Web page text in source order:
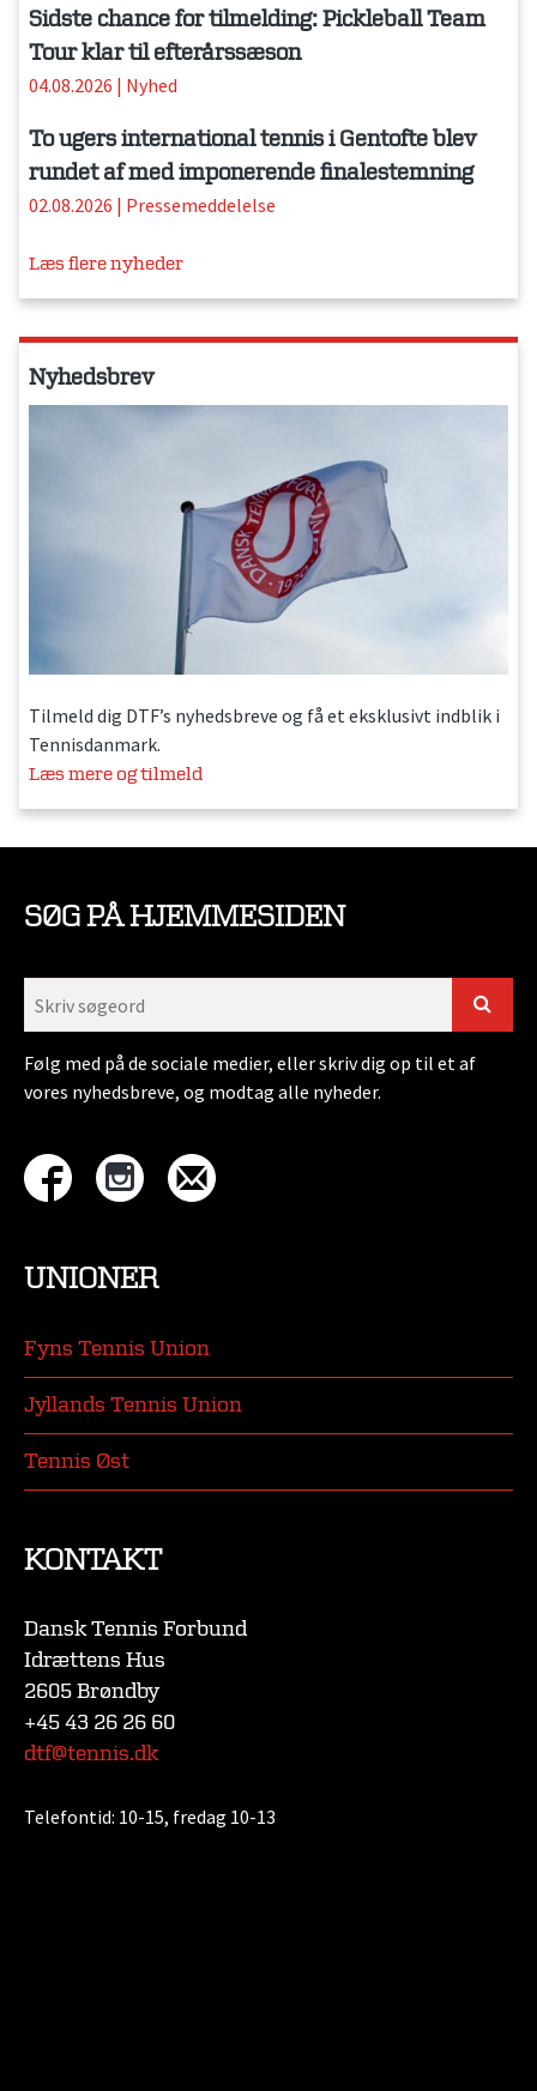
Sidste chance for tilmelding: Pickleball Team
Tour klar til efterårssæson
04.08.2026 | Nyhed
To ugers international tennis i Gentofte blev
rundet af med imponerende finalestemning
02.08.2026 | Pressemeddelelse
Læs flere nyheder
Nyhedsbrev
Tilmeld dig DTF’s nyhedsbreve og få et eksklusivt indblik i
Tennisdanmark.
Læs mere og tilmeld
SØG PÅ HJEMMESIDEN
Følg med på de sociale medier, eller skriv dig op til et af
vores nyhedsbreve, og modtag alle nyheder.
UNIONER
Fyns Tennis Union
Jyllands Tennis Union
Tennis Øst
KONTAKT
Dansk Tennis Forbund
Idrættens Hus
2605 Brøndby
+45 43 26 26 60
dtf@tennis.dk
Telefontid: 10-15, fredag 10-13